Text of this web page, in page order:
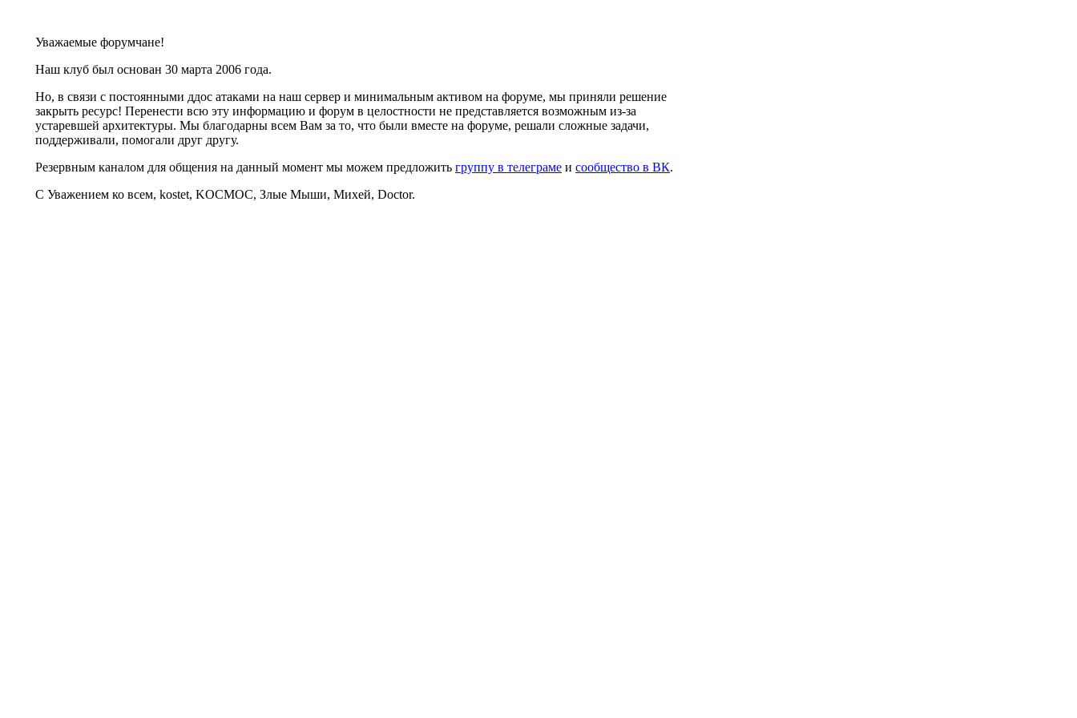
Уважаемые форумчане!
Наш клуб был основан 30 марта 2006 года.
Но, в связи с постоянными ддос атаками на наш сервер и минимальным активом на форуме, мы приняли решение
закрыть ресурс! Перенести всю эту информацию и форум в целостности не представляется возможным из-за
устаревшей архитектуры. Мы благодарны всем Вам за то, что были вместе на форуме, решали сложные задачи,
поддерживали, помогали друг другу.
Резервным каналом для общения на данный момент мы можем предложить группу в телеграме и сообщество в ВК.
С Уважением ко всем, kostet, KOCMOC, Злые Мыши, Михей, Doctor.